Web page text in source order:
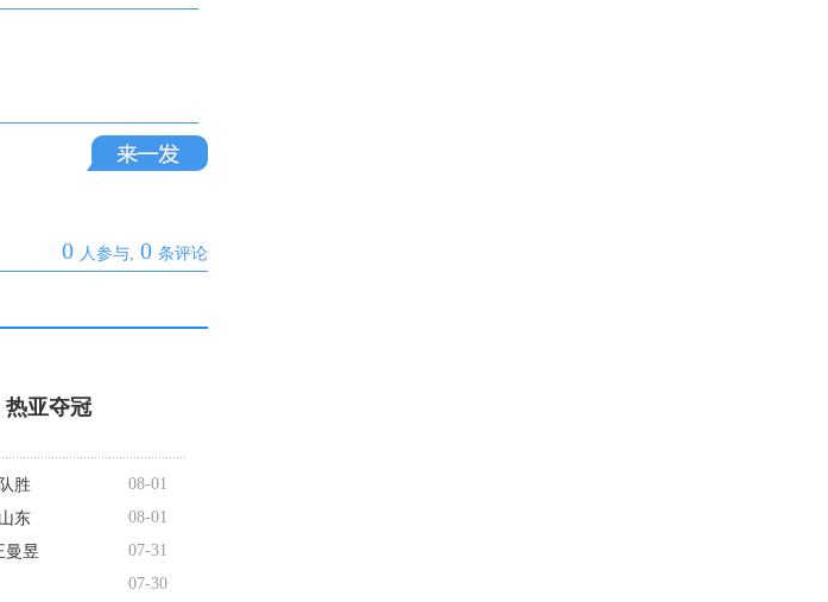
0 人参与, 0 条评论
亚夺冠
胜
08-01
东
08-01
曼昱
07-31
07-30